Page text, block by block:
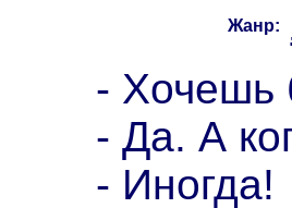
Жанр:
- Хочешь
- Да. А
- Иногда!